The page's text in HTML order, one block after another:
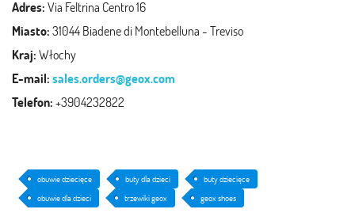
Adres:Via Feltrina Centro 16
Miasto:31044 Biadene di Montebelluna - Treviso
Kraj:Włochy
E-mail:sales.orders@geox.com
Telefon:+3904232822
obuwie dziecięce buty dla dzieci
buty dziecięce
obuwie dla dzieci
trzewiki geox geox shoes